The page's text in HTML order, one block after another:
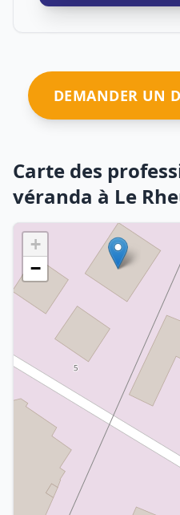
DEMANDER UN
Carte des
véranda à Le
+
−